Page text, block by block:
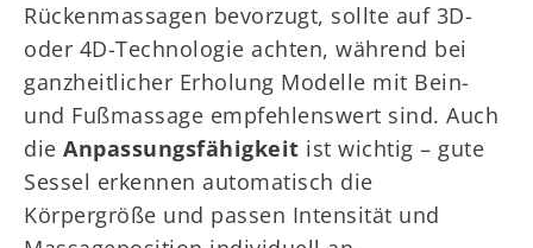
Rückenmassagen bevorzugt, sollte auf 3D-
oder 4D-Technologie achten, während bei
ganzheitlicher Erholung Modelle mit Bein-
und Fußmassage empfehlenswert sind. Auch
die Anpassungsfähigkeit ist wichtig – gute
Sessel erkennen automatisch die
Körpergröße und passen Intensität und